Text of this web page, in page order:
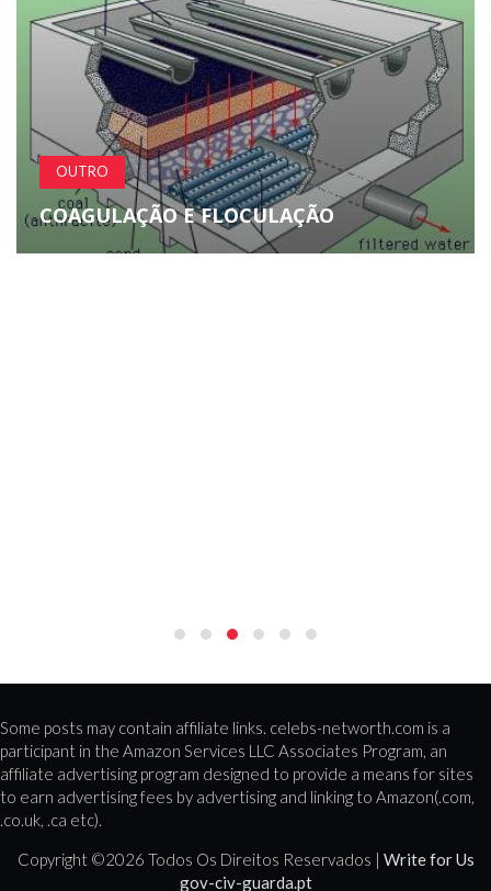
GEOGRAFIA E VIAGENS
VILLACH
Some posts may contain affiliate links. celebs-networth.com is a
participant in the Amazon Services LLC Associates Program, an
affiliate advertising program designed to provide a means for sites
to earn advertising fees by advertising and linking to Amazon(.com,
.co.uk, .ca etc).
Copyright ©2026 Todos Os Direitos Reservados | Write for Us
gov-civ-guarda.pt